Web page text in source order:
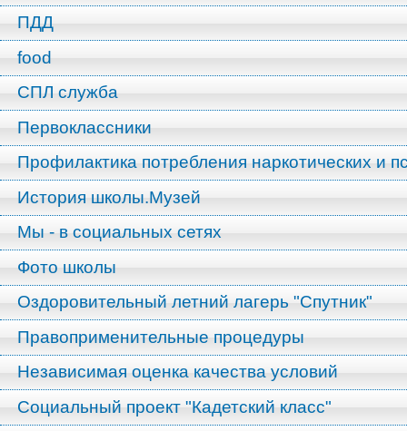
ПДД
food
СПЛ служба
Первоклассники
Профилактика потребления наркотических и
История школы.Музей
Мы - в социальных сетях
Фото школы
Оздоровительный летний лагерь "Спутник"
Правоприменительные процедуры
Независимая оценка качества условий
Социальный проект "Кадетский класс"